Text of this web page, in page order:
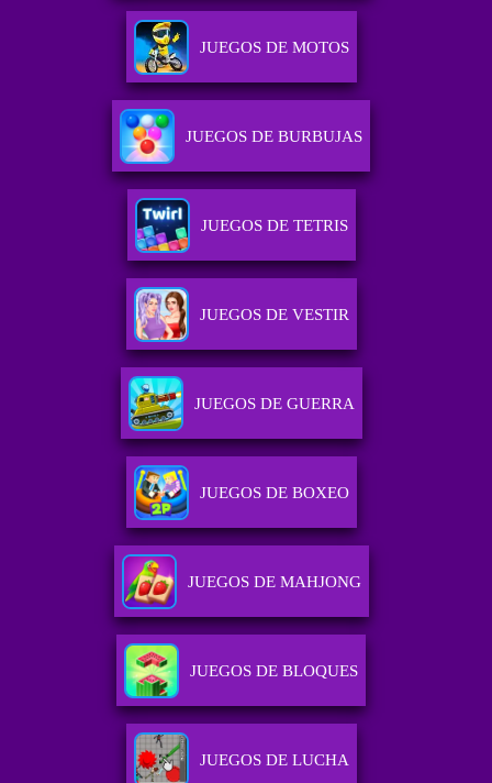
JUEGOS DE MOTOS
JUEGOS DE BURBUJAS
JUEGOS DE TETRIS
JUEGOS DE VESTIR
JUEGOS DE GUERRA
JUEGOS DE BOXEO
JUEGOS DE MAHJONG
JUEGOS DE BLOQUES
JUEGOS DE LUCHA